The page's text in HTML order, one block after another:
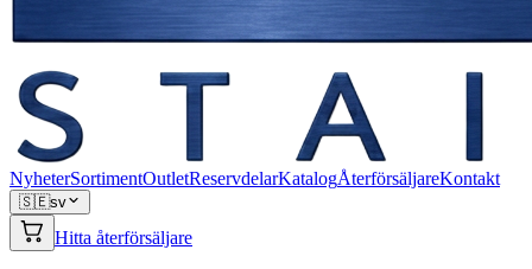
NyheterSortimentOutletReservdelarKatalogÅterförsäljareKontakt
🇸🇪sv
Hitta återförsäljare